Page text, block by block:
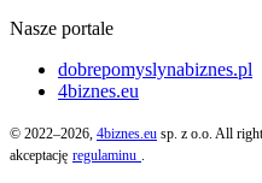
Nasze portale
dobrepomyslynabiznes.pl
4biznes.eu
© 2022–2026, 4biznes.eu sp. z o.o. All
akceptację regulaminu .